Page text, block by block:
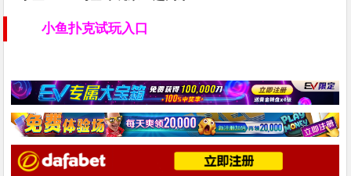
小鱼扑克试玩入口